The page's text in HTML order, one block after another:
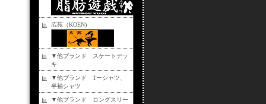
広苑（KOEN)
▼他ブランド スケートデッ
キ
▼他ブランド Tーシャツ、
半袖シャツ
▼他ブランド ロングスリー